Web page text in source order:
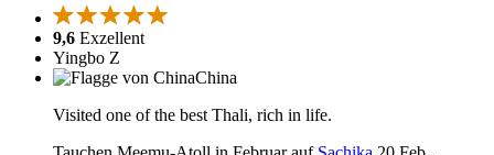
9,6 Exzellent
Yingbo Z
China
Visited one of the best Thali, rich in life.